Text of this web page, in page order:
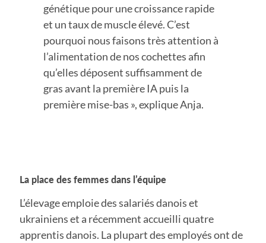
génétique pour une croissance rapide
et un taux de muscle élevé. C’est
pourquoi nous faisons très attention à
l’alimentation de nos cochettes afin
qu’elles déposent suffisamment de
gras avant la première IA puis la
première mise-bas », explique Anja.
La place des femmes dans l’équipe
L’élevage emploie des salariés danois et
ukrainiens et a récemment accueilli quatre
apprentis danois. La plupart des employés ont de